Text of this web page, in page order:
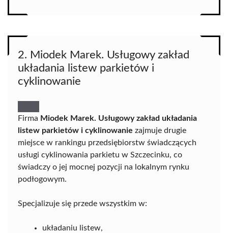
2. Miodek Marek. Usługowy zakład
układania listew parkietów i
cyklinowanie
Firma Miodek Marek. Usługowy zakład układania
listew parkietów i cyklinowanie zajmuje drugie
miejsce w rankingu przedsiębiorstw świadczących
usługi cyklinowania parkietu w Szczecinku, co
świadczy o jej mocnej pozycji na lokalnym rynku
podłogowym.
Specjalizuje się przede wszystkim w:
układaniu listew,